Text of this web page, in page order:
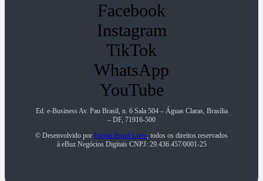
Facebook
Instagram
TikTok
WhatsApp
YouTube
Ed. e-Business Av. Pau Brasil, n. 6 Sala 504 – Águas Claras, Brasília
– DF, 71916-500
© Desenvolvido por Escola Brasil Livre, todos os direitos reservados
à eBuz Negócios Digitais CNPJ: 29.436.457/0001-25